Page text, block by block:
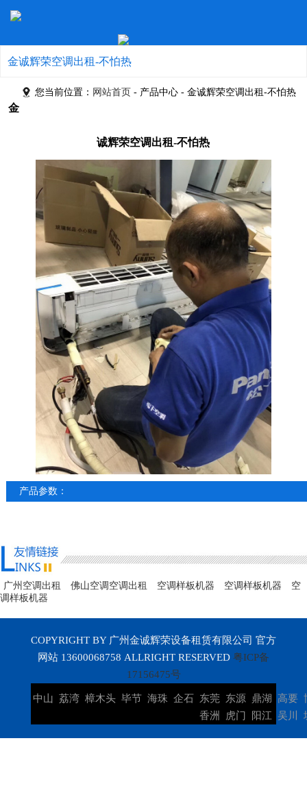
金诚辉荣空调出租-不怕热
您当前位置： 网站首页 - 产品中心 - 金诚辉荣空调出租-不怕热
金
诚辉荣空调出租-不怕热
产品参数：
广州空调出租 佛山空调空调出租 空调样板机器 空调样板机器
空
调样板机器
COPYRIGHT BY 广州金诚辉荣设备租赁有限公司 官方
网站 13600068758 ALLRIGHT RESERVED 粤ICP备
17156475号
中山 荔湾 樟木头 毕节 海珠 企石 东莞 东源 鼎湖 高要
香洲
虎门 阳江 吴川